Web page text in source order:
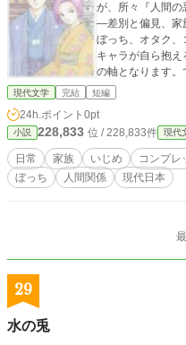
が、所々『人間
―差別と偏見、家
ぼっち、オタク
キャラが自ら抱
の軸となります。
外編5編、本編第
す。
現代文学 完結 短編
24h.ポイント 0pt
小説 228,833 位 / 228,833件 現代
日常 家族 いじめ コンプレ
ぼっち
人間関係 現代日本
29
水の兎